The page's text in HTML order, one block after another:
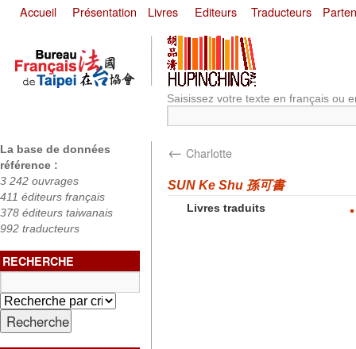
Accueil Présentation Livres Editeurs Traducteurs
Saisissez votre texte en français ou
La base de données
référence :
3 242 ouvrages
411 éditeurs français
378 éditeurs taiwanais
992 traducteurs
RECHERCHE
← Charlotte
SUN Ke Shu 孫可書
Livres traduits